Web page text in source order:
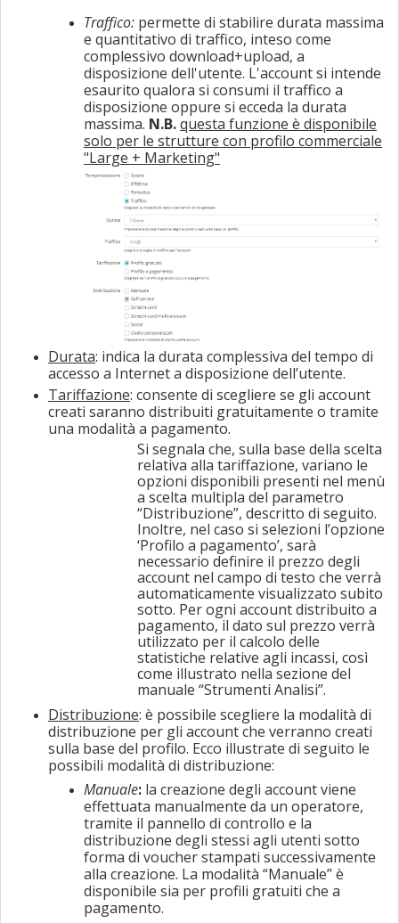
Traffico: permette di stabilire durata massima
e quantitativo di traffico, inteso come
complessivo download+upload, a
disposizione dell'utente. L'account si intende
esaurito qualora si consumi il traffico a
disposizione oppure si ecceda la durata
massima. N.B.questa funzione è disponibile
solo per le strutture con profilo commerciale
"Large + Marketing"
Durata: indica la durata complessiva del tempo di
accesso a Internet a disposizione dell’utente.
Tariffazione: consente di scegliere se gli account
creati saranno distribuiti gratuitamente o tramite
una modalità a pagamento.
Si segnala che, sulla base della scelta
relativa alla tariffazione, variano le
opzioni disponibili presenti nel menù
a scelta multipla del parametro
“Distribuzione”, descritto di seguito.
Inoltre, nel caso si selezioni l’opzione
‘Profilo a pagamento’, sarà
necessario definire il prezzo degli
account nel campo di testo che verrà
automaticamente visualizzato subito
sotto. Per ogni account distribuito a
pagamento, il dato sul prezzo verrà
utilizzato per il calcolo delle
statistiche relative agli incassi, così
come illustrato nella sezione del
manuale “Strumenti Analisi”.
Distribuzione: è possibile scegliere la modalità di
distribuzione per gli account che verranno creati
sulla base del profilo. Ecco illustrate di seguito le
possibili modalità di distribuzione:
Manuale: la creazione degli account viene
effettuata manualmente da un operatore,
tramite il pannello di controllo e la
distribuzione degli stessi agli utenti sotto
forma di voucher stampati successivamente
alla creazione. La modalità “Manuale” è
disponibile sia per profili gratuiti che a
pagamento.